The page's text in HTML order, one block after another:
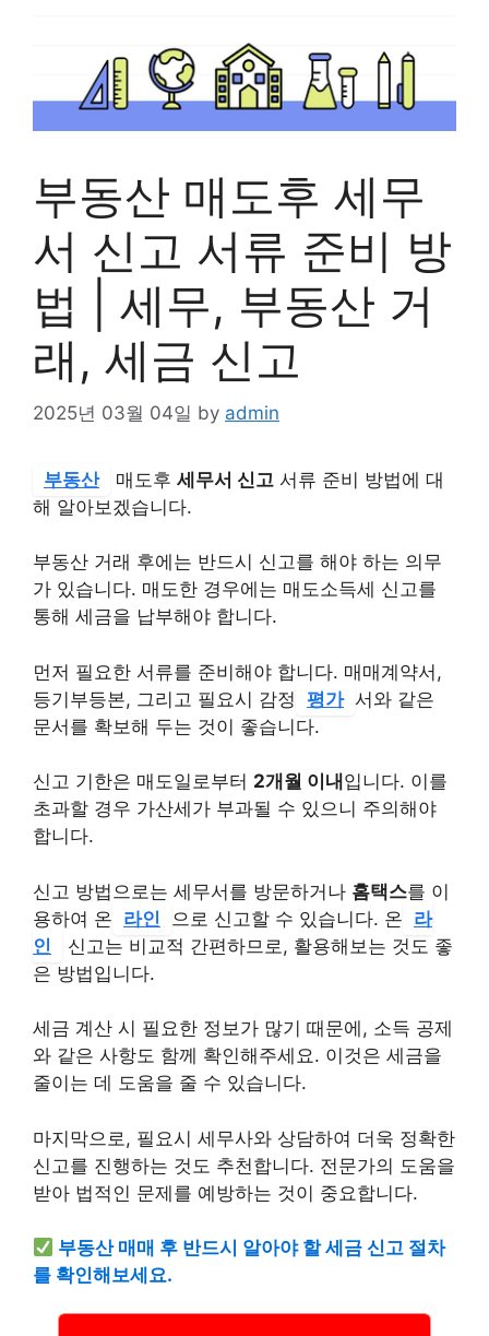
부동산 매도후 세무
서 신고 서류 준비 방
법 | 세무, 부동산 거
래, 세금 신고
2025년 03월 04일 by admin
부동산 매도후 세무서 신고 서류 준비 방법에 대
해 알아보겠습니다.
부동산 거래 후에는 반드시 신고를 해야 하는 의무
가 있습니다. 매도한 경우에는 매도소득세 신고를
통해 세금을 납부해야 합니다.
먼저 필요한 서류를 준비해야 합니다. 매매계약서,
등기부등본, 그리고 필요시 감정 평가 서와 같은
문서를 확보해 두는 것이 좋습니다.
신고 기한은 매도일로부터 2개월 이내 입니다. 이를
초과할 경우 가산세가 부과될 수 있으니 주의해야
합니다.
신고 방법으로는 세무서를 방문하거나 홈택스를 이
용하여 온 라인 으로 신고할 수 있습니다. 온 라
인
신고는 비교적 간편하므로, 활용해보는 것도 좋
은 방법입니다.
세금 계산 시 필요한 정보가 많기 때문에, 소득 공제
와 같은 사항도 함께 확인해주세요. 이것은 세금을
줄이는 데 도움을 줄 수 있습니다.
마지막으로, 필요시 세무사와 상담하여 더욱 정확한
신고를 진행하는 것도 추천합니다. 전문가의 도움을
받아 법적인 문제를 예방하는 것이 중요합니다.
부동산 매매 후 반드시 알아야 할 세금 신고 절차
를 확인해보세요.